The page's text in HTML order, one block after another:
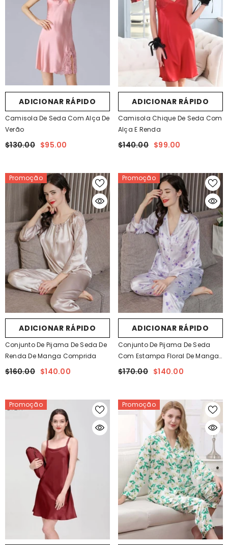
ADICIONAR RÁPIDO
Camisola De Seda Com Alça De
Verão
$130.00 $95.00
ADICIONAR RÁPIDO
Camisola Chique De Seda Com
Alça E Renda
$140.00 $99.00
Promoção
ADICIONAR RÁPIDO
Conjunto De Pijama De Seda De
Renda De Manga Comprida
$160.00 $140.00
Promoção
ADICIONAR RÁPIDO
Conjunto De Pijama De Seda
Com Estampa Floral De Manga
Comprida
$170.00 $140.00
Promoção Promoção